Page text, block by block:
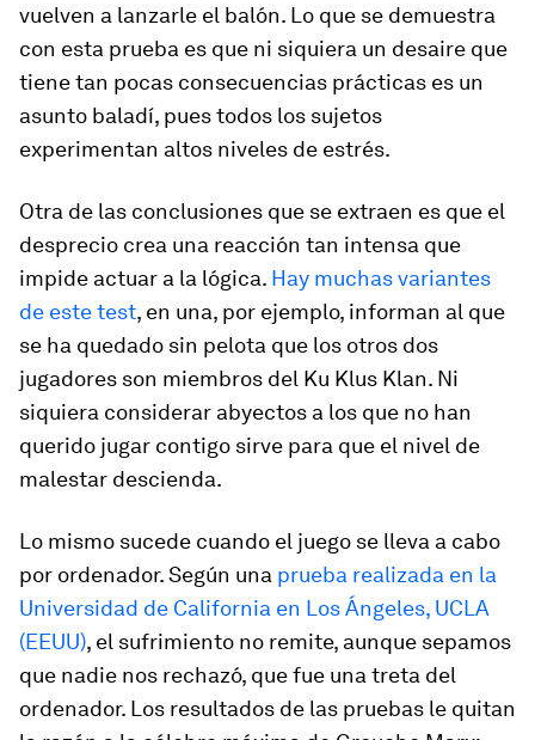
vuelven a lanzarle el balón. Lo que se demuestra
con esta prueba es que ni siquiera un desaire que
tiene tan pocas consecuencias prácticas es un
asunto baladí, pues todos los sujetos
experimentan altos niveles de estrés.
Otra de las conclusiones que se extraen es que el
desprecio crea una reacción tan intensa que
impide actuar a la lógica. Hay muchas variantes
de este test, en una, por ejemplo, informan al que
se ha quedado sin pelota que los otros dos
jugadores son miembros del Ku Klus Klan. Ni
siquiera considerar abyectos a los que no han
querido jugar contigo sirve para que el nivel de
malestar descienda.
Lo mismo sucede cuando el juego se lleva a cabo
por ordenador. Según una prueba realizada en la
Universidad de California en Los Ángeles, UCLA
(EEUU), el sufrimiento no remite, aunque sepamos
que nadie nos rechazó, que fue una treta del
ordenador. Los resultados de las pruebas le quitan